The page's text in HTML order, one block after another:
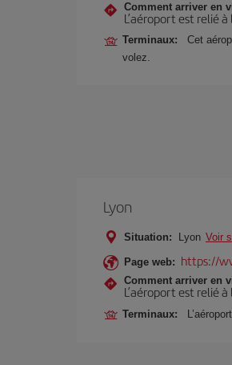
Comment arriver en
L’aéroport est relié
Terminaux:
Cet
volez.
Lyon
Situation: Lyon Voir
Page web: https://
Comment arriver en
L’aéroport est relié
Terminaux: